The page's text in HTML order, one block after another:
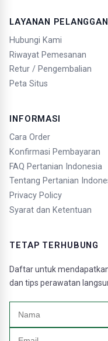
LAYANAN PELANGGAN
Hubungi Kami
Riwayat Pemesanan
Retur / Pengembalian
Peta Situs
INFORMASI
Cara Order
Konfirmasi Pembayaran
FAQ Pertanian Indonesia
Tentang Pertanian
Privacy Policy
Syarat dan Ketentuan
TETAP TERHUBUNG
Daftar untuk
dan tips perawatan